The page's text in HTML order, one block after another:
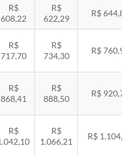
R$
608,22
R$
622,29
R$ 644,85
R$
717,70
R$
734,30
R$ 760,92
R$
868,41
R$
888,50
R$ 920,71
R$
R$
1.066,21
R$